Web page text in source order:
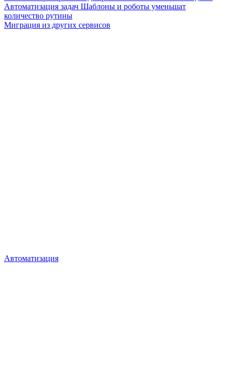
Автоматизация задач Шаблоны и роботы уменьшат
количество рутины
Миграция из других сервисов
Автоматизация